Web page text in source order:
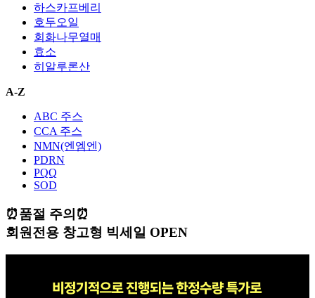
하스카프베리
호두오일
회화나무열매
효소
히알루론산
A-Z
ABC 주스
CCA 주스
NMN(엔엠엔)
PDRN
PQQ
SOD
⏰품절 주의⏰
회원전용 창고형 빅세일 OPEN